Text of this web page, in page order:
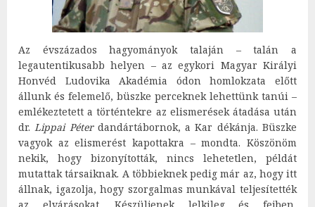
Az évszázados hagyományok talaján – talán a
legautentikusabb helyen – az egykori Magyar Királyi
Honvéd Ludovika Akadémia ódon homlokzata előtt
állunk és felemelő, büszke perceknek lehettünk tanúi –
emlékeztetett a történtekre az elismerések átadása után
dr. Lippai Péterdandártábornok, a Kar dékánja. Büszke
vagyok az elismerést kapottakra – mondta. Köszönöm
nekik, hogy bizonyították, nincs lehetetlen, példát
mutattak társaiknak. A többieknek pedig már az, hogy itt
állnak, igazolja, hogy szorgalmas munkával teljesítették
az elvárásokat. Készüljenek lelkileg és fejben,